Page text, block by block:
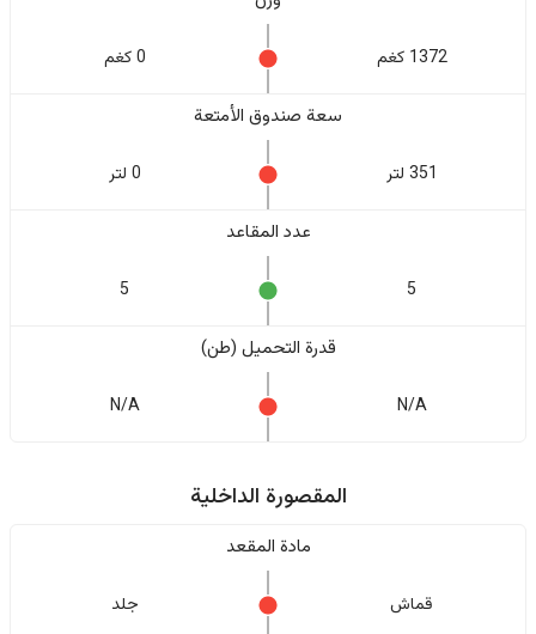
1372 كغم 0 كغم
سعة صندوق الأمتعة
351 لتر 0 لتر
عدد المقاعد
5
5
قدرة التحميل (طن)
N/A
N/A
المقصورة الداخلية
مادة المقعد
قماش جلد